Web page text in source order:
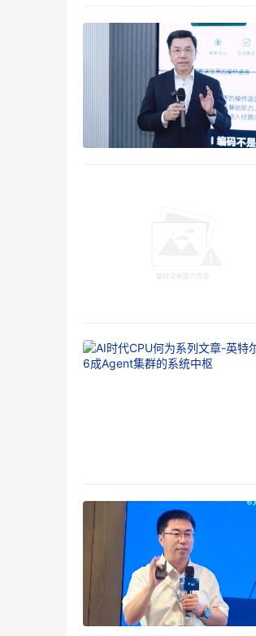
输入1元/百万Tokens、输
可精确预算的生产要素。
缓存命中价格低至0.25元，
协同优化的工程支撑。
对比行业内动辄数元甚至数
当企业可以把AI调用成本精
Hy3的正式亮相，标志着腾讯
术展品，而是50多个产品真
速度与商业落地能力为核心
大模型的竞争正在进入下半
细算，以及从发布到落地之
系。
扫描下方二维码 关